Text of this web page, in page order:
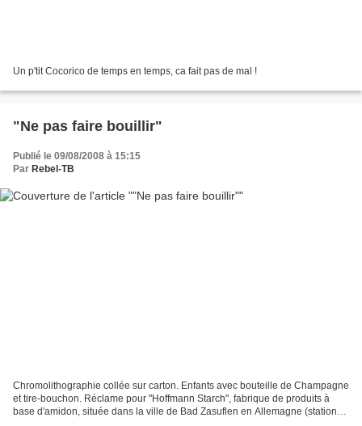
Un p'tit Cocorico de temps en temps, ca fait pas de mal !
"Ne pas faire bouillir"
Publié le 09/08/2008 à 15:15
Par Rebel-TB
Chromolithographie collée sur carton. Enfants avec bouteille de Champagne
et tire-bouchon. Réclame pour "Hoffmann Starch", fabrique de produits à
base d'amidon, située dans la ville de Bad Zasuflen en Allemagne (station